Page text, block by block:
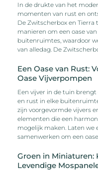
In de drukte van het
momenten van rust en
De Zwitscherbox en
manieren om een oase
buitenruimtes, waardoor
van alledag. De
Een Oase van Rust:
Oase Vijverpompen
Een vijver in de tuin
en rust in elke
zijn voorgevormde vijvers
elementen die een
mogelijk maken. Laten we
samenwerken om een oase
Groen in Miniaturen:
Levendige